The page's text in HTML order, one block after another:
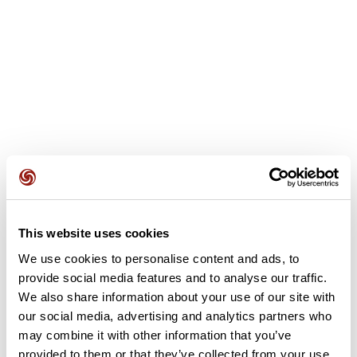
This website uses cookies
We use cookies to personalise content and ads, to
provide social media features and to analyse our traffic.
We also share information about your use of our site with
our social media, advertising and analytics partners who
may combine it with other information that you’ve
provided to them or that they’ve collected from your use
Avis des utilisateurs
Soyez le premier à ajouter un avis !
Ajouter un avis